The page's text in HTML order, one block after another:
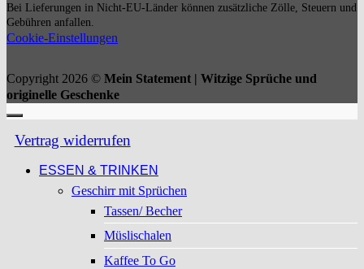
Bei Lieferungen in Nicht-EU-Länder können zusätzliche Zölle, Steuern und
Gebühren anfallen.
Cookie-Einstellungen
Copyright 2026 © Mein Statement | Witzige Sprüche und
originelle Geschenke
Vertrag widerrufen
ESSEN & TRINKEN
Geschirr mit Sprüchen
Tassen/ Becher
Müslischalen
Kaffee To Go